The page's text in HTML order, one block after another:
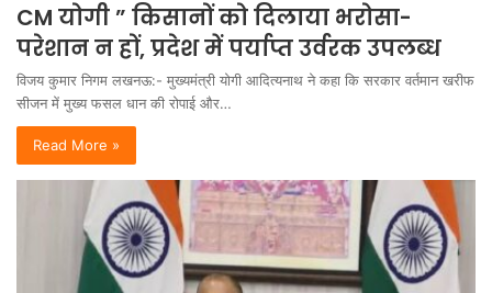
CM योगी ” किसानों को दिलाया भरोसा-
परेशान न हों, प्रदेश में पर्याप्त उर्वरक उपलब्ध
विजय कुमार निगम लखनऊ:- मुख्यमंत्री योगी आदित्यनाथ ने कहा कि सरकार वर्तमान खरीफ
सीजन में मुख्य फसल धान की रोपाई और…
Read More »